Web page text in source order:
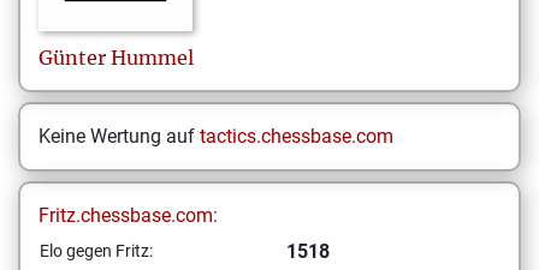
Günter Hummel
Keine Wertung auf tactics.chessbase.com
Fritz.chessbase.com:
Elo gegen Fritz: 1518